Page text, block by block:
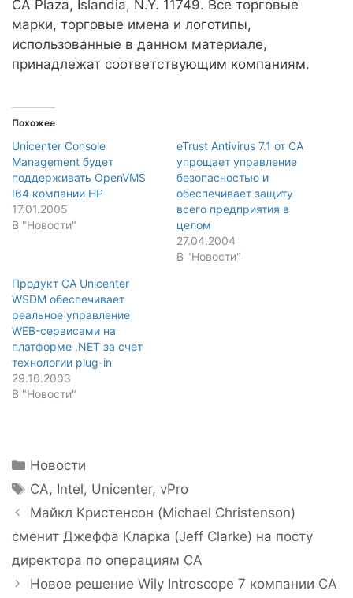
CA Plaza, Islandia, N.Y. 11749. Все торговые
марки, торговые имена и логотипы,
использованные в данном материале,
принадлежат соответствующим компаниям.
Похожее
Unicenter Console
Management будет
поддерживать OpenVMS
I64 компании HP
17.01.2005
В "Новости"
eTrust Antivirus 7.1 от CA
упрощает управление
безопасностью и
обеспечивает защиту
всего предприятия в
целом
27.04.2004
В "Новости"
Продукт CA Unicenter
WSDM обеспечивает
реальное управление
WEB-сервисами на
платформе .NET за счет
технологии plug-in
29.10.2003
В "Новости"
Рубрики
Новости
Метки
CA, Intel, Unicenter, vPro
Навигация
записи
Майкл Кристенсон (Michael Christenson)
сменит Джеффа Кларка (Jeff Clarke) на посту
директора по операциям CA
Новое решение Wily Introscope 7 компании CA